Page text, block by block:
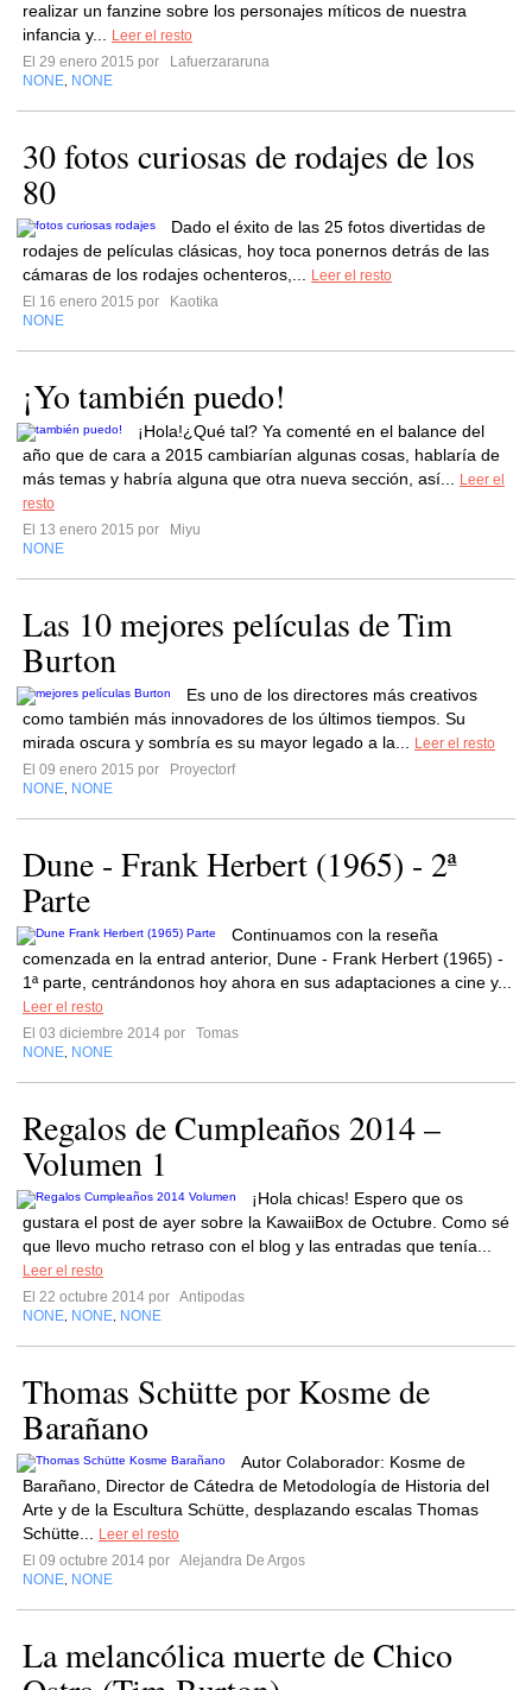
realizar un fanzine sobre los personajes míticos de nuestra
infancia y...
Leer el resto
El 29 enero 2015 por
Lafuerzararuna
NONE NONE
30 fotos curiosas de rodajes de los
80
Dado el éxito de las 25 fotos divertidas de
rodajes de películas clásicas, hoy toca ponernos detrás de las
cámaras de los rodajes ochenteros,...
Leer el resto
El 16 enero 2015 por
Kaotika
NONE
¡Yo también puedo!
¡Hola!¿Qué tal? Ya comenté en el balance del
año que de cara a 2015 cambiarían algunas cosas, hablaría de
más temas y habría alguna que otra nueva sección, así...
Leer el
resto
El 13 enero 2015 por
Miyu
NONE
Las 10 mejores películas de Tim
Burton
Es uno de los directores más creativos
como también más innovadores de los últimos tiempos. Su
mirada oscura y sombría es su mayor legado a la...
Leer el resto
El 09 enero 2015 por
Proyectorf
NONE NONE
Dune - Frank Herbert (1965) - 2ª
Parte
Continuamos con la reseña
comenzada en la entrad anterior, Dune - Frank Herbert (1965) -
1ª parte, centrándonos hoy ahora en sus adaptaciones a cine y...
Leer el resto
El 03 diciembre 2014 por
Tomas
NONE NONE
Regalos de Cumpleaños 2014 –
Volumen 1
¡Hola chicas! Espero que os
gustara el post de ayer sobre la KawaiiBox de Octubre. Como sé
que llevo mucho retraso con el blog y las entradas que tenía...
Leer el resto
El 22 octubre 2014 por Antipodas
NONE NONE NONE
Thomas Schütte por Kosme de
Barañano
Autor Colaborador: Kosme de
Barañano, Director de Cátedra de Metodología de Historia del
Arte y de la Escultura Schütte, desplazando escalas Thomas
Schütte...
Leer el resto
El 09 octubre 2014 por Alejandra De Argos
NONE NONE
La melancólica muerte de Chico